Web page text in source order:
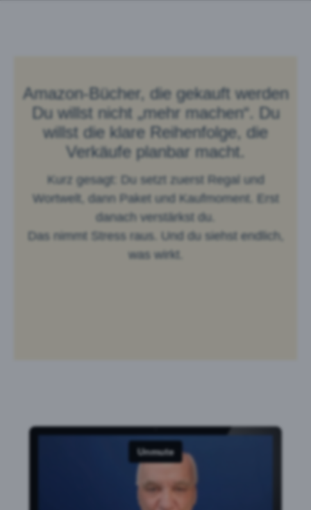
Amazon-Bücher, die gekauft werden
Du willst nicht „mehr machen“. Du
willst die klare Reihenfolge, die
Verkäufe planbar macht.
Kurz gesagt: Du setzt zuerst Regal und
Wortwelt, dann Paket und Kaufmoment. Erst
danach verstärkst du.
Das nimmt Stress raus. Und du siehst endlich,
was wirkt.